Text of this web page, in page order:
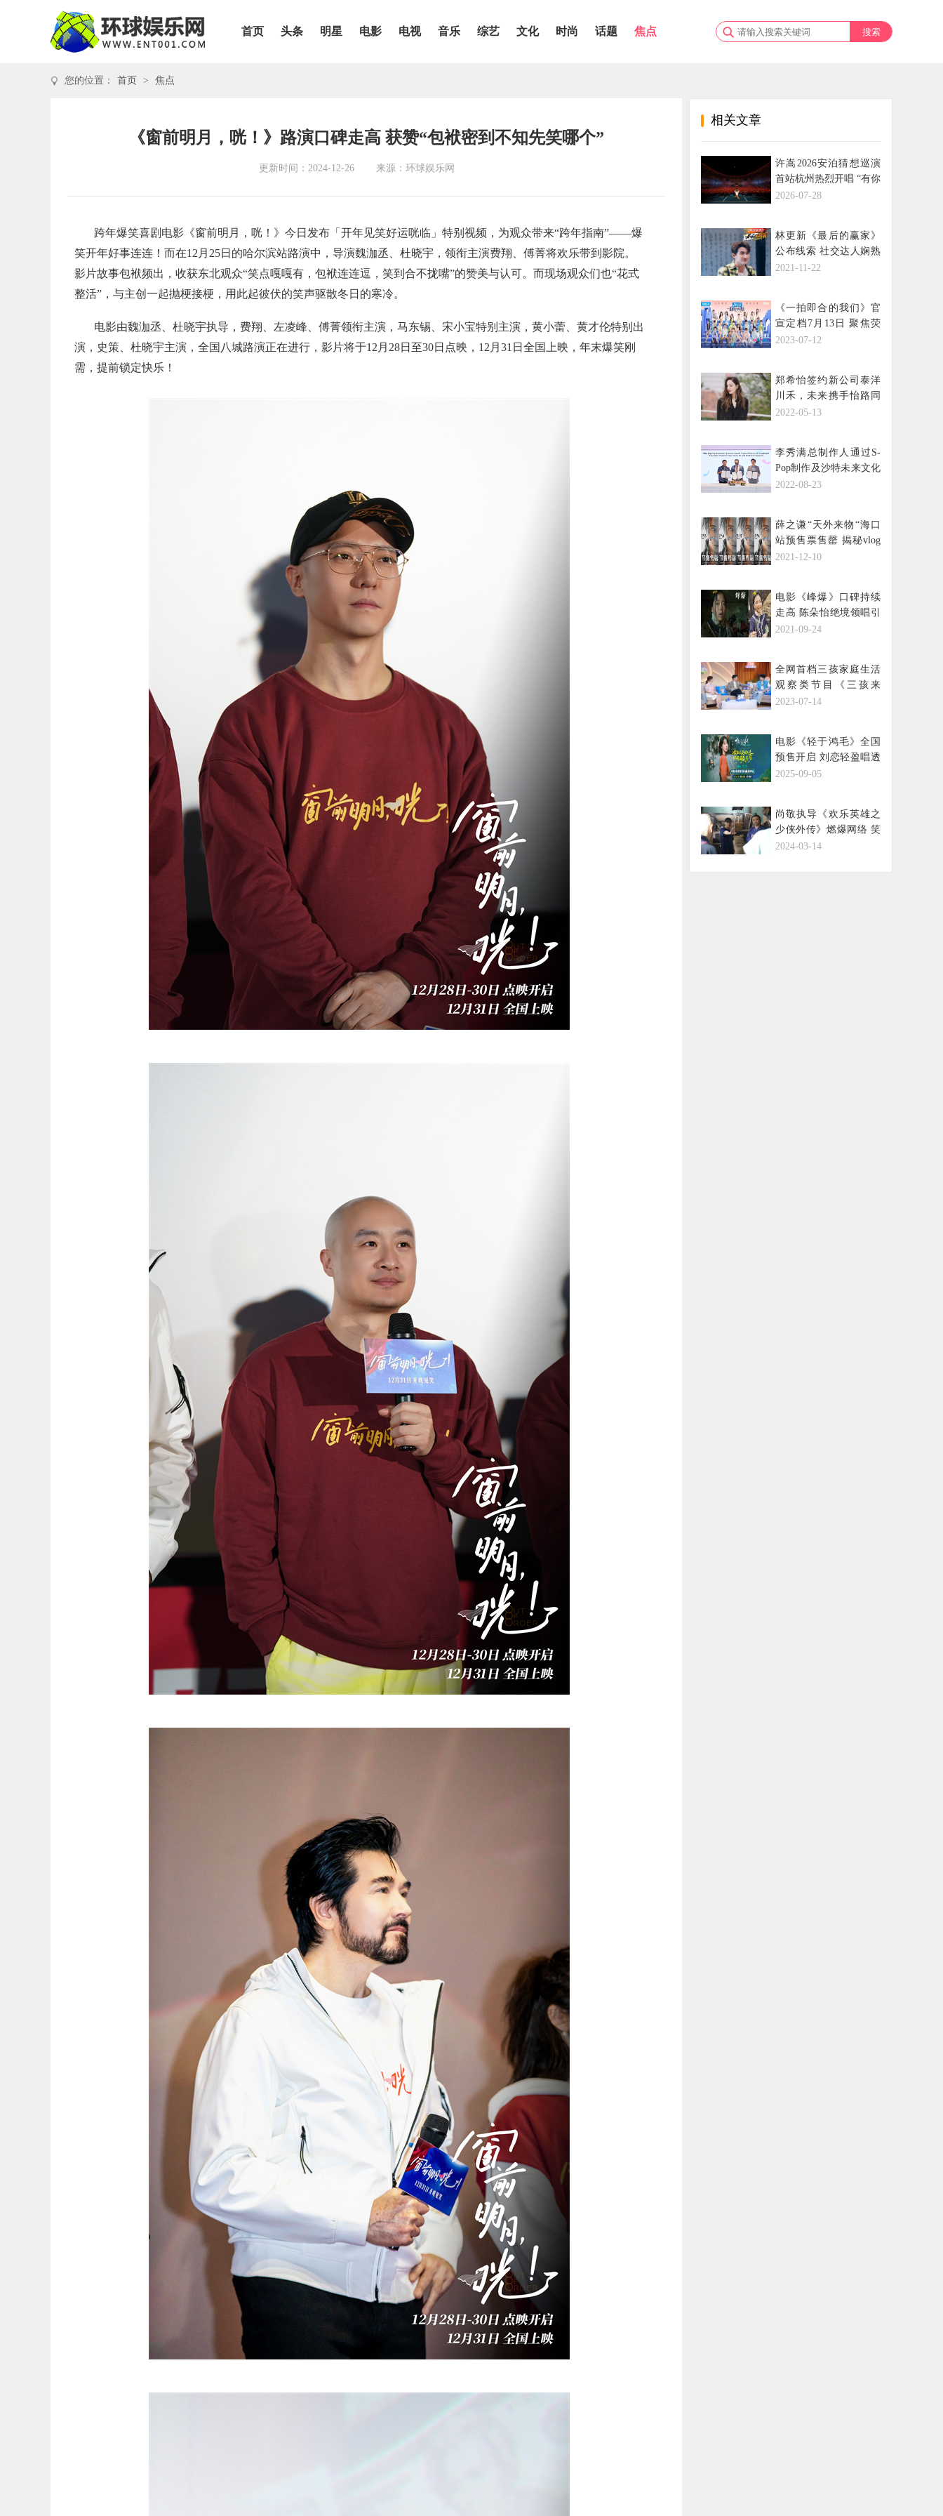
首页 头条 明星 电影 电视 音乐 综艺 文化 时尚 话题 焦点
您的位置： 首页 > 焦点
《窗前明月，咣！》路演口碑走高 获赞“包袱密到不知先笑哪个”
更新时间：2024-12-26 来源：环球娱乐网
跨年爆笑喜剧电影《窗前明月，咣！》今日发布「开年见笑好运咣临」特别视频，为观众带来“跨年指南”——爆
笑开年好事连连！而在12月25日的哈尔滨站路演中，导演魏泇丞、杜晓宇，领衔主演费翔、傅菁将欢乐带到影院。
影片故事包袱频出，收获东北观众“笑点嘎嘎有，包袱连连逗，笑到合不拢嘴”的赞美与认可。而现场观众们也“花式
整活”，与主创一起抛梗接梗，用此起彼伏的笑声驱散冬日的寒冷。
电影由魏泇丞、杜晓宇执导，费翔、左凌峰、傅菁领衔主演，马东锡、宋小宝特别主演，黄小蕾、黄才伦特别出
演，史策、杜晓宇主演，全国八城路演正在进行，影片将于12月28日至30日点映，12月31日全国上映，年末爆笑刚
需，提前锁定快乐！
相关文章
许嵩2026安泊猜想巡演
首站杭州热烈开唱 “有你
们的地方就是吾乡”
2026-07-28
林更新《最后的赢家》
公布线索 社交达人娴熟
搭话NPC
2021-11-22
《一拍即合的我们》官
宣定档7月13日 聚焦荧
幕搭档的成长和进阶
2023-07-12
郑希怡签约新公司泰洋
川禾，未来携手怡路同
行
2022-05-13
李秀满总制作人通过S-
Pop制作及沙特未来文化
产业发展项目
2022-08-23
薛之谦“天外来物“海口
站预售票售罄 揭秘vlog
花式解锁幕后故事
2021-12-10
电影《峰爆》口碑持续
走高 陈朵怡绝境领唱引
发泪点
2021-09-24
全网首档三孩家庭生活
观察类节目《三孩来
了》开播 张亮催婚催生
2023-07-14
电影《轻于鸿毛》全国
预售开启 刘恋轻盈唱透
宋佳佟丽娅人生新解法
2025-09-05
尚敬执导《欢乐英雄之
少侠外传》燃爆网络 笑
声如潮水般涌来
2024-03-14